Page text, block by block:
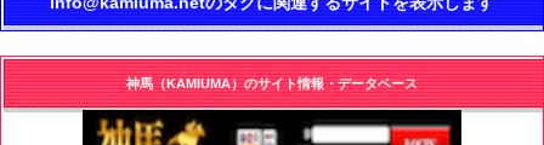
神馬（KAMIUMA）のサイト情報・データベース